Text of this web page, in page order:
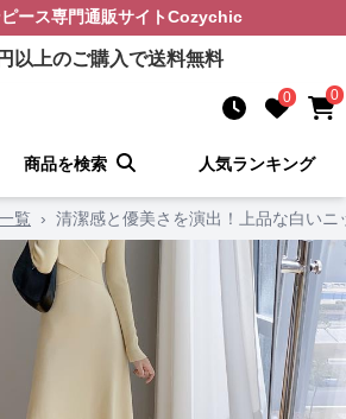
ース専門通販サイトCozychic
以上のご購入で送料無料
0 0
商品を検索 人気ランキング
覧 › 清潔感と優美さを演出！上品な白い